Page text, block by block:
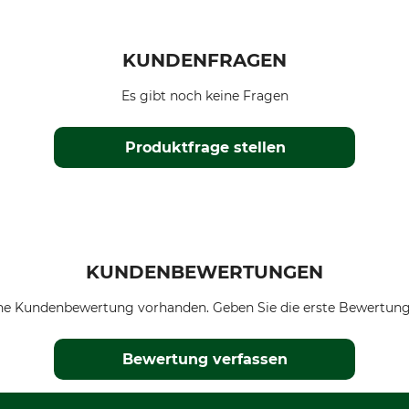
KUNDENFRAGEN
Produktfrage stellen
Es gibt noch keine Fragen
KUNDENBEWERTUNGEN
Kundenbewertung vorhanden. Geben Sie die erste
Bewertung verfassen